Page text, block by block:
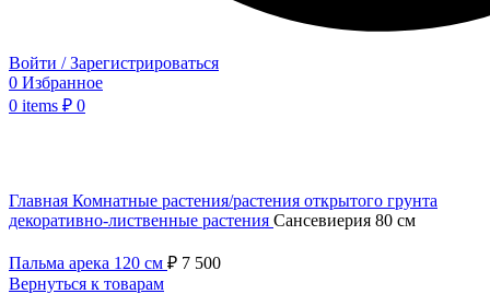
Войти / Зарегистрироваться
0 Избранное
0 items ₽ 0
Главная Комнатные растения/растения открытого грунта
декоративно-лиственные растения Сансевиерия 80 см
Пальма арека 120 см ₽ 7 500
Вернуться к товарам